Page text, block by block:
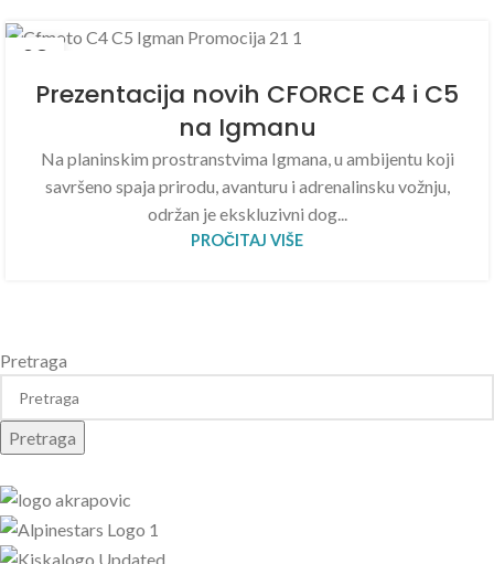
08
Prezentacija novih CFORCE C4 i C5
na Igmanu
Na planinskim prostranstvima Igmana, u ambijentu koji
savršeno spaja prirodu, avanturu i adrenalinsku vožnju,
održan je ekskluzivni dog...
PROČITAJ VIŠE
Pretraga
Pretraga